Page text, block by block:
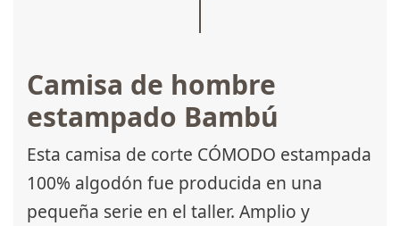
Camisa de hombre
estampado Bambú
Esta camisa de corte CÓMODO estampada
100% algodón fue producida en una
pequeña serie en el taller. Amplio y